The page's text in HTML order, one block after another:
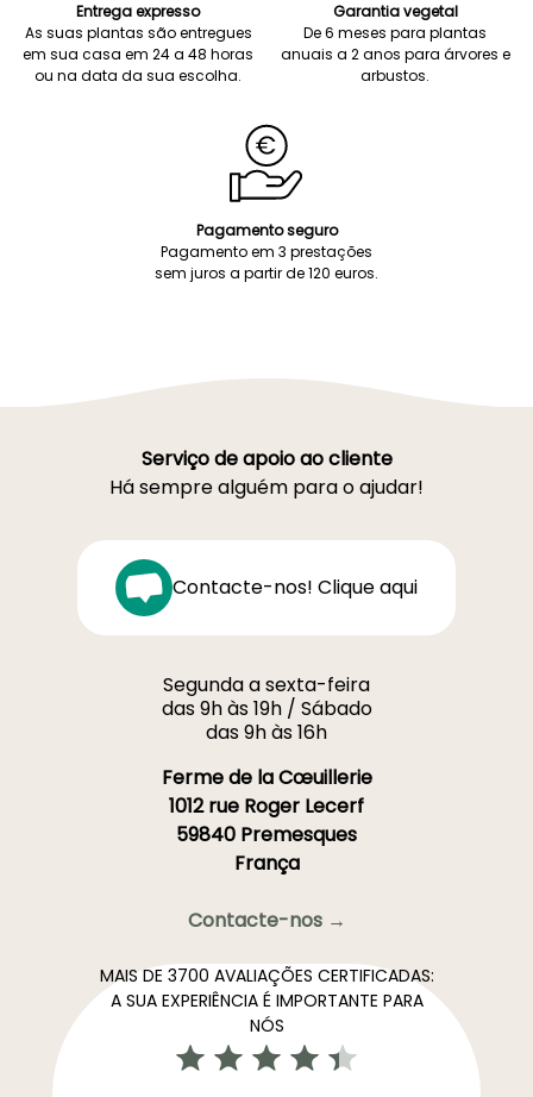
Entrega expresso
As suas plantas são entregues
em sua casa em 24 a 48 horas
ou na data da sua escolha.
Garantia vegetal
De 6 meses para plantas
anuais a 2 anos para árvores e
arbustos.
Pagamento seguro
Pagamento em 3 prestações
sem juros a partir de 120 euros.
Serviço de apoio ao cliente
Há sempre alguém para o ajudar!
Contacte-nos! Clique aqui
Segunda a sexta-feira
das 9h às 19h / Sábado
das 9h às 16h
Ferme de la Cœuillerie
1012 rue Roger Lecerf
59840 Premesques
França
Contacte-nos →
MAIS DE 3700 AVALIAÇÕES CERTIFICADAS:
A SUA EXPERIÊNCIA É IMPORTANTE PARA
NÓS